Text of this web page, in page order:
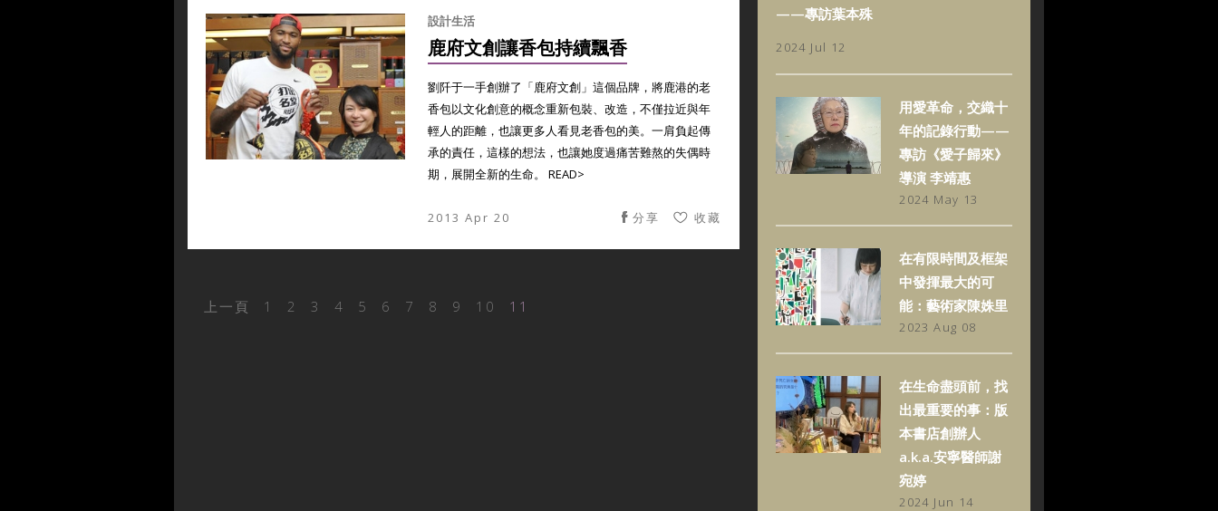
設計生活
鹿府文創讓香包持續飄香
劉阡于一手創辦了「鹿府文創」這個品牌，將鹿港的老
香包以文化創意的概念重新包裝、改造，不僅拉近與年
輕人的距離，也讓更多人看見老香包的美。一肩負起傳
承的責任，這樣的想法，也讓她度過痛苦難熬的失偶時
期，展開全新的生命。 READ>
2013 Apr 20 收藏
分享
上一頁 1 2 3 4 5 6 7 8 9 10 11
——專訪葉本殊
2024 Jul 12
用愛革命，交織十
年的記錄行動——
專訪《愛子歸來》
導演 李靖惠
2024 May 13
在有限時間及框架
中發揮最大的可
能：藝術家陳姝里
2023 Aug 08
在生命盡頭前，找
出最重要的事：版
本書店創辦人
a.k.a.安寧醫師謝
宛婷
2024 Jun 14